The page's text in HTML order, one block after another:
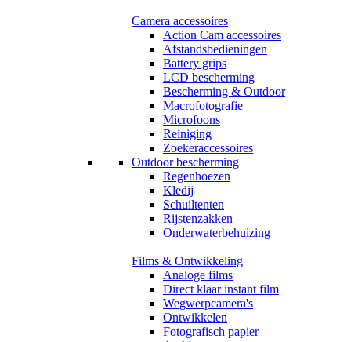
Camera accessoires
Action Cam accessoires
Afstandsbedieningen
Battery grips
LCD bescherming
Bescherming & Outdoor
Macrofotografie
Microfoons
Reiniging
Zoekeraccessoires
Outdoor bescherming
Regenhoezen
Kledij
Schuiltenten
Rijstenzakken
Onderwaterbehuizing
Films & Ontwikkeling
Analoge films
Direct klaar instant film
Wegwerpcamera's
Ontwikkelen
Fotografisch papier